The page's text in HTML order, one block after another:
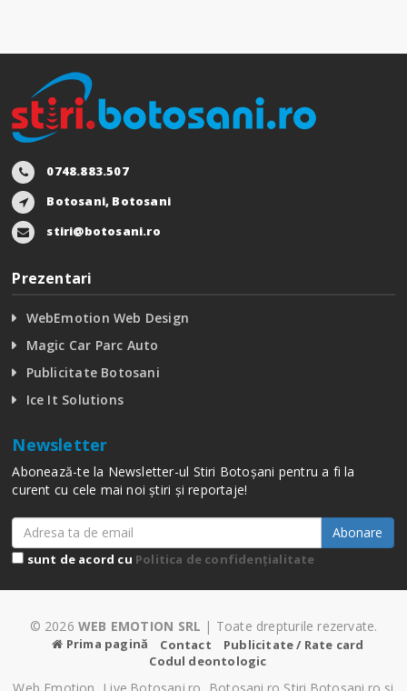
0748.883.507
Botosani, Botosani
stiri@botosani.ro
Prezentari
WebEmotion Web Design
Magic Car Parc Auto
Publicitate Botosani
Ice It Solutions
Newsletter
Abonează-te la Newsletter-ul Stiri Botoșani pentru a fi la
curent cu cele mai noi știri și reportaje!
Abonare
sunt de acord cu Politica de confidențialitate
© 2026 WEB EMOTION SRL | Toate drepturile rezervate.
Prima pagină Contact
Publicitate / Rate card
Codul deontologic